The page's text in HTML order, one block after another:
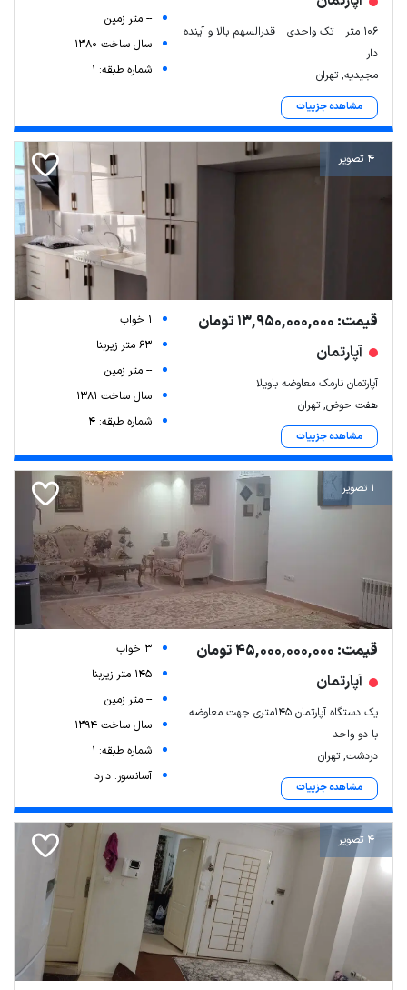
106 متر _ تک واحدی _ قدرالسهم بالا و آینده
دار
مجیدیه, تهران
مشاهده جزییات
-- متر زمین
سال ساخت 1380
شماره طبقه: 1
4 تصویر
قیمت: 13,950,000,000 تومان
آپارتمان
آپارتمان نارمک معاوضه باویلا
هفت حوض, تهران
مشاهده جزییات
1 خواب
63 متر زیربنا
-- متر زمین
سال ساخت 1381
شماره طبقه: 4
1 تصویر
قیمت: 45,000,000,000 تومان
آپارتمان
یک دستگاه آپارتمان ۱۴۵متری جهت معاوضه
با دو واحد
دردشت, تهران
مشاهده جزییات
3 خواب
145 متر زیربنا
-- متر زمین
سال ساخت 1394
شماره طبقه: 1
آسانسور: دارد
4 تصویر